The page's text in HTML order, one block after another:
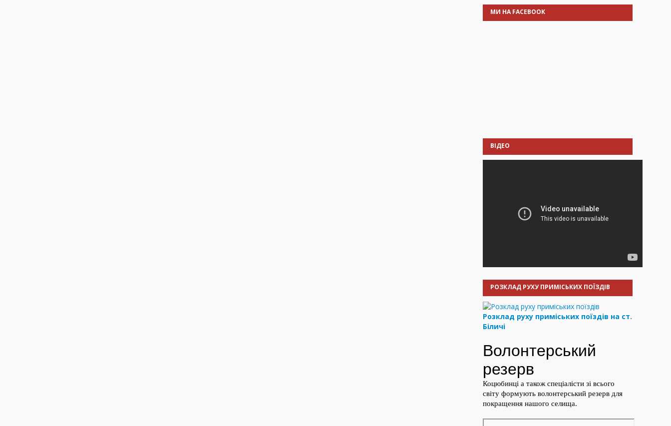
МИ НА FACEBOOK
ВІДЕО
РОЗКЛАД РУХУ ПРИМІСЬКИХ ПОЇЗДІВ
Розклад руху приміських поїздів на ст.
Біличі